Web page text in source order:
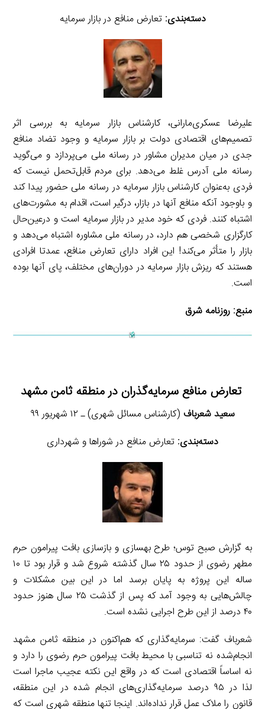
دسته‌بندی: تعارض منافع در بازار سرمایه
علیرضا عسکری‌مارانی، کارشناس بازار سرمایه به بررسی اثر
تصمیم‌های اقتصادی دولت بر بازار سرمایه و وجود تضاد منافع
جدی در میان مدیران مشاور در رسانه ملی می‌پردازد و می‌گوید
رسانه ملی آدرس غلط می‌دهد. برای مردم قابل‌تحمل نیست که
فردی به‌عنوان کارشناس بازار سرمایه در رسانه ملی حضور پیدا کند
و باوجود آنکه منافع آنها در بازار، درگیر است، اقدام به مشورت‌های
اشتباه کنند. فردی که خود مدیر در بازار سرمایه است و درعین‌حال
کارگزاری شخصی هم دارد، در رسانه ملی مشاوره اشتباه می‌دهد و
بازار را متأثر می‌کند! این افراد دارای تعارض منافع، عمدتا افرادی
هستند که ریزش بازار سرمایه در دوران‌های مختلف، پای آنها بوده
است.
منبع:روزنامه شرق
تعارض منافع سرمایه‌گذران در منطقه ثامن مشهد
سعید شعرباف (کارشناس مسائل شهری) ـ ۱۲ شهریور ۹۹
دسته‌بندی: تعارض منافع در شوراها و شهرداری
به گزارش صبح توس؛ طرح بهسازی و بازسازی بافت پیرامون حرم
مطهر رضوی از حدود ۲۵ سال گذشته شروع شد و قرار بود تا ۱۰
ساله این پروژه به پایان برسد اما در این بین مشکلات و
چالش‌هایی به وجود آمد که پس از گذشت ۲۵ سال هنوز حدود
۴۰ درصد از این طرح اجرایی نشده است.
شعرباف گفت: سرمایه‌گذاری که هم‌اکنون در منطقه ثامن مشهد
انجام‌شده نه تناسبی با محیط بافت پیرامون حرم رضوی را دارد و
نه اساساً اقتصادی است که در واقع این نکته عجیب ماجرا است
لذا در ۹۵ درصد سرمایه‌گذاری‌های انجام شده در این منطقه،
قانون را ملاک عمل قرار نداده‌اند. اینجا تنها منطقه شهری است که